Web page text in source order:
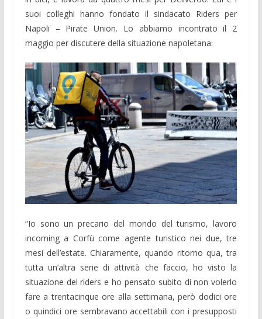
suoi colleghi hanno fondato il sindacato Riders per
Napoli – Pirate Union. Lo abbiamo incontrato il 2
maggio per discutere della situazione napoletana:
“Io sono un precario del mondo del turismo, lavoro
incoming a Corfù come agente turistico nei due, tre
mesi dell’estate. Chiaramente, quando ritorno qua, tra
tutta un’altra serie di attività che faccio, ho visto la
situazione del riders e ho pensato subito di non volerlo
fare a trentacinque ore alla settimana, però dodici ore
o quindici ore sembravano accettabili con i presupposti